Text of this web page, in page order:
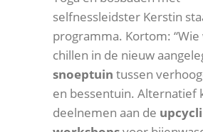
selfnessleidster Kerstin
programma. Kortom: “Wie
chillen in de nieuw
snoeptuin tussen
en bessentuin. Alternatief
deelnemen aan de